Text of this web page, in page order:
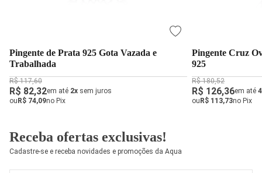
Pingente de Prata 925 Gota Vazada e
Trabalhada
R$ 117,60
R$ 82,32em até 2x sem juros
ouR$ 74,09no Pix
Pingente Cruz
925
R$ 180,52
R$ 126,36em até
ouR$ 113,73no Pix
Receba ofertas exclusivas!
Cadastre-se e receba novidades e promoções da Aqua